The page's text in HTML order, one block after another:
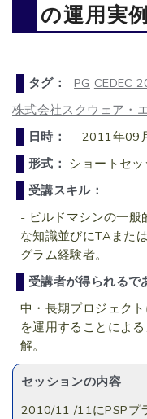
の運用実例
タグ： PG CEDEC
株式会社スクウェア・
日時：
2011年09
形式： ショートセ
受講スキル：
- ビルドマシンの一般
な知識並びにTAまた
グラム経験者。
受講者が得られるで
中・長期プロジェク
を運用することによ
解。
セッションの内容
2010/11 /11にPSPプ